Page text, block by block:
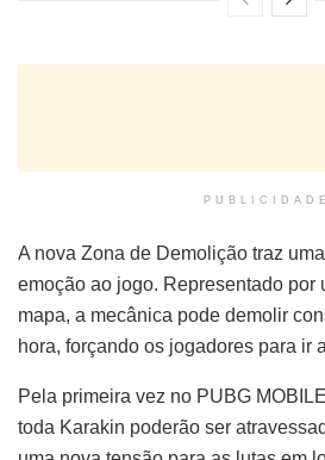
PUBLICIDADE
A nova Zona de Demolição traz
emoção ao jogo. Representado por
mapa, a mecânica pode demolir
hora, forçando os jogadores para ir
Pela primeira vez no PUBG
toda Karakin poderão ser